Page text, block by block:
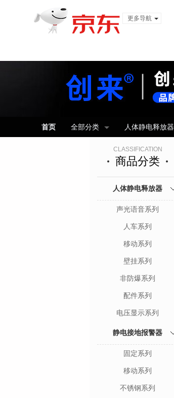
更多导航
首页 全部分类 人体静电释放器
CLASSIFICATION
商品分类
人体静电释放器
声光语音系列
人车系列
移动系列
壁挂系列
非防爆系列
配件系列
电压显示系列
静电接地报警器
固定系列
移动系列
不锈钢系列